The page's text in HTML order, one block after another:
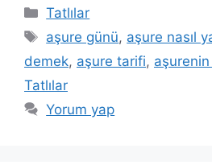
Kategoriler
Tatlılar
Etiketler
aşure günü, aşure nasıl
demek, aşure tarifi,
Tatlılar
Yorum yap